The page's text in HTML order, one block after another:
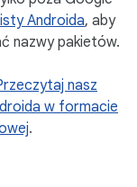
Androida, aby
nazwy pakietów.
nasz
w formacie
.